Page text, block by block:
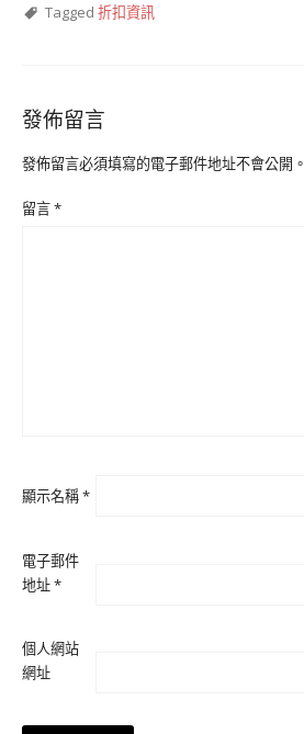
Tagged 折扣資訊
發佈留言
發佈留言必須填寫的電子郵件地址不會公開。
留言*
顯示名稱*
電子郵件
地址*
個人網站
網址